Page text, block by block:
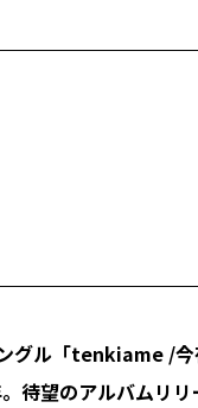
グル「tenkiame /
待望のアルバムリ